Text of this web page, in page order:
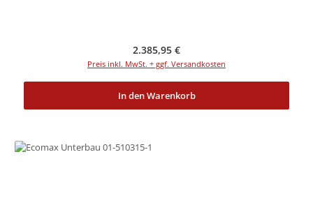
Regulärer Preis:
2.385,95 €
Preis inkl. MwSt. + ggf. Versandkosten
In den Warenkorb